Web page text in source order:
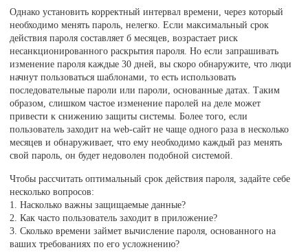
Однако установить корректный интервал времени, через который
необходимо менять пароль, нелегко. Если максимальный срок
действия пароля составляет б месяцев, возрастает риск
несанкционированного раскрытия пароля. Но если запрашивать
изменение пароля каждые 30 дней, вы скоро обнаружите, что люди
начнут пользоваться шаблонами, то есть использовать
последовательные пароли или пароли, основанные датах. Таким
образом, слишком частое изменение паролей на деле может
привести к снижению защиты системы. Более того, если
пользователь заходит на web-сайт не чаще одного раза в несколько
месяцев и обнаруживает, что ему необходимо каждый раз менять
свой пароль, он будет недоволен подобной системой.
Чтобы рассчитать оптимальный срок действия пароля, задайте себе
несколько вопросов:
1. Насколько важны защищаемые данные?
2. Как часто пользователь заходит в приложение?
3. Сколько времени займет вычисление пароля, основанного на
ваших требованиях по его усложнению?